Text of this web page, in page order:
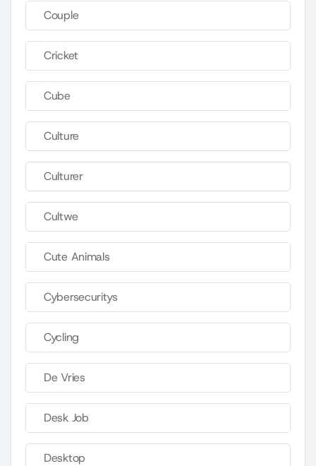
Couple
Cricket
Cube
Culture
Culturer
Cultwe
Cute Animals
Cybersecuritys
Cycling
De Vries
Desk Job
Desktop